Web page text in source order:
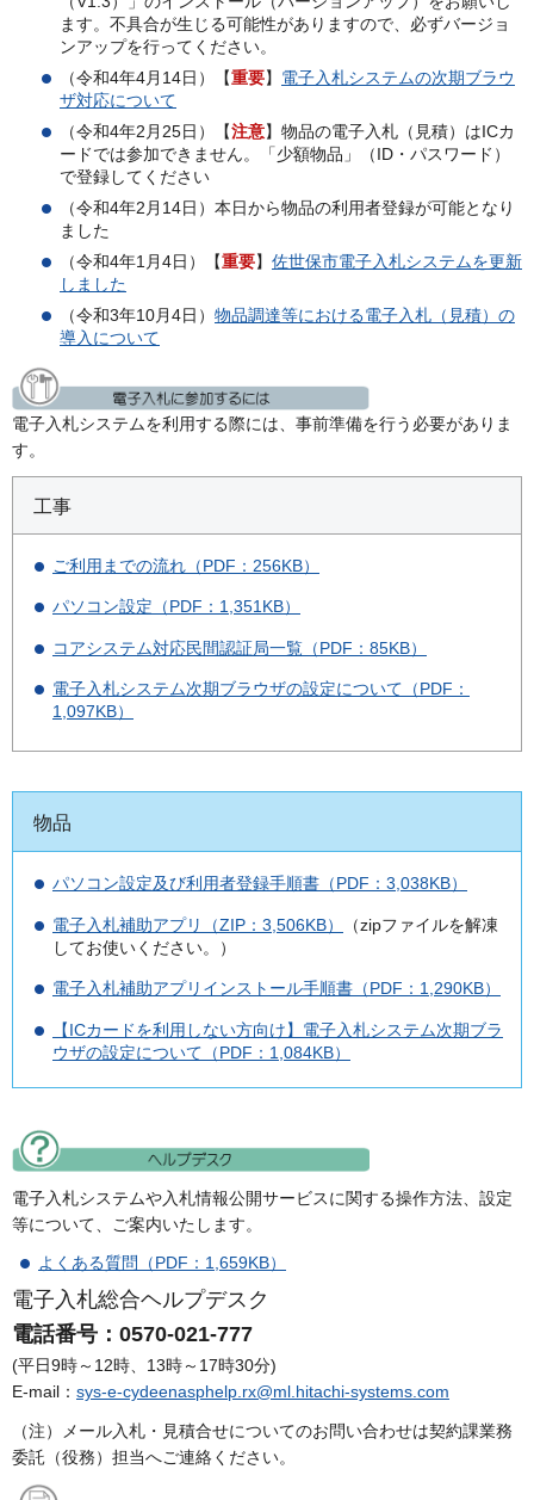
ます。不具合が生じる可能性がありますので、必ずバージョ
ンアップを行ってください。
（令和4年4月14日）【重要】 電子入札システムの次期ブラウ
ザ対応について
（令和4年2月25日）【注意】物品の電子入札（見積）はICカ
ードでは参加できません。「少額物品」（ID・パスワード）
で登録してください
（令和4年2月14日）本日から物品の利用者登録が可能となり
ました
（令和4年1月4日）【重要】 佐世保市電子入札システムを更新
しました
（令和3年10月4日） 物品調達等における電子入札（見積）の
導入について
電子入札システムを利用する際には、事前準備を行う必要がありま
す。
工事
ご利用までの流れ（PDF：256KB）
パソコン設定（PDF：1,351KB）
コアシステム対応民間認証局一覧（PDF：85KB）
電子入札システム次期ブラウザの設定について（PDF：
1,097KB）
物品
パソコン設定及び利用者登録手順書（PDF：3,038KB）
電子入札補助アプリ（ZIP：3,506KB）
（zipファイルを解凍
してお使いください。）
電子入札補助アプリインストール手順書（PDF：1,290KB）
【ICカードを利用しない方向け】電子入札システム次期ブラ
ウザの設定について（PDF：1,084KB）
電子入札システムや入札情報公開サービスに関する操作方法、設定
等について、ご案内いたします。
よくある質問（PDF：1,659KB）
電子入札総合ヘルプデスク
電話番号：0570-021-777
(平日9時～12時、13時～17時30分)
E-mail： sys-e-cydeenasphelp.rx@ml.hitachi-systems.com
（注）メール入札・見積合せについてのお問い合わせは契約課業務
委託（役務）担当へご連絡ください。